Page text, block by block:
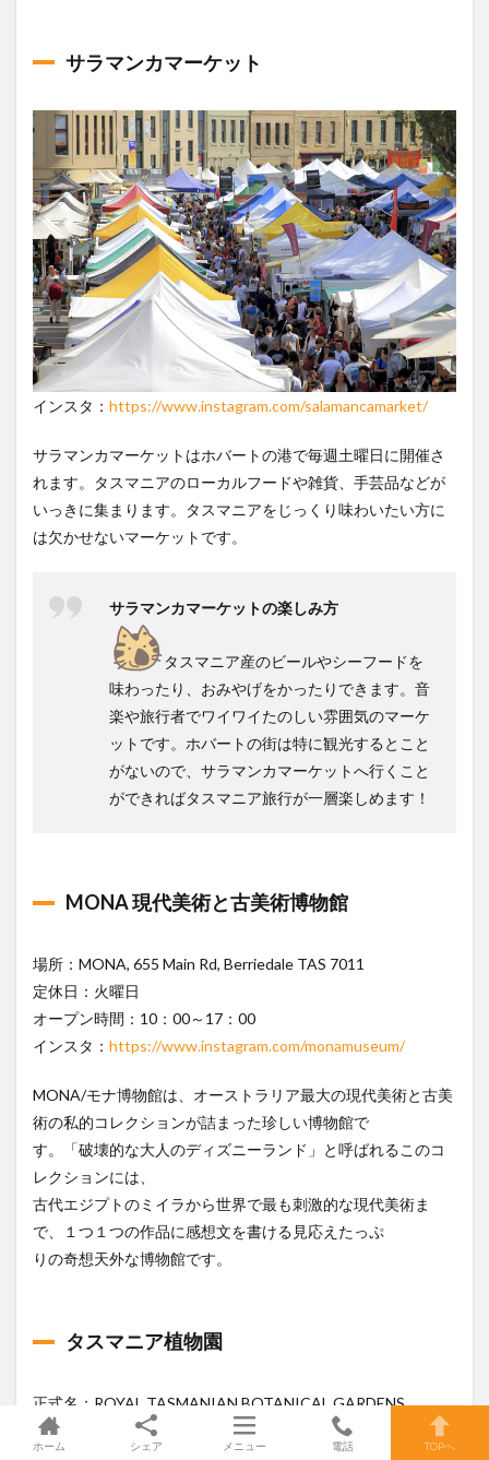
サラマンカマーケット
インスタ： https://www.instagram.com/salamancamarket/
サラマンカマーケットはホバートの港で毎週土曜日に開催さ
れます。タスマニアのローカルフードや雑貨、手芸品などが
いっきに集まります。タスマニアをじっくり味わいたい方に
は欠かせないマーケットです。
サラマンカマーケットの楽しみ方
タスマニア産のビールやシーフードを
味わったり、おみやげをかったりできます。音
楽や旅行者でワイワイたのしい雰囲気のマーケ
ットです。ホバートの街は特に観光するとこと
がないので、サラマンカマーケットへ行くこと
ができればタスマニア旅行が一層楽しめます！
MONA 現代美術と古美術博物館
場所：MONA, 655 Main Rd, Berriedale TAS 7011
定休日：火曜日
オープン時間：10：00～17：00
インスタ： https://www.instagram.com/monamuseum/
MONA/モナ博物館は、オーストラリア最大の現代美術と古美
術の私的コレクションが詰まった珍しい博物館で
す。「破壊的な大人のディズニーランド」と呼ばれるこのコ
レクションには、
古代エジプトのミイラから世界で最も刺激的な現代美術ま
で、１つ１つの作品に感想文を書ける見応えたっぷ
りの奇想天外な博物館です。
タスマニア植物園
正式名：ROYAL TASMANIAN BOTANICAL GARDENS
住所：Lower Domain Rd, Hobart TAS 7000
ホーム シェア メニュー 電話 TOPへ